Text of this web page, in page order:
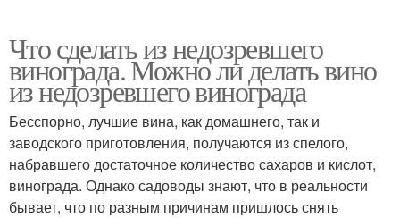
Что сделать из недозревшего
винограда. Можно ли делать вино
из недозревшего винограда
Бесспорно, лучшие вина, как домашнего, так и
заводского приготовления, получаются из спелого,
набравшего достаточное количество сахаров и кислот,
винограда. Однако садоводы знают, что в реальности
бывает, что по разным причинам пришлось снять